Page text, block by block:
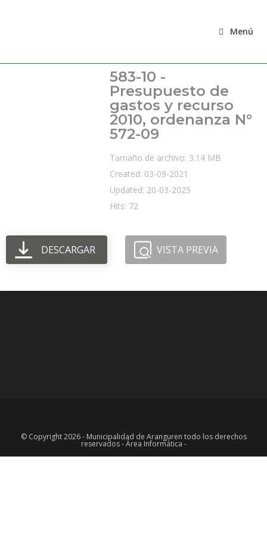
Menú
583-10 -
Presupuesto de
gastos y recurso
2010, ordenanza N°
572-09
Tamaño de archivo: 3.14 MB
Created: 03-09-2021
Updated: 20-03-2025
Hits: 72
DESCARGAR VISTA PREVIA
© Copyright 2026 - Municipalidad de Aranguren todo los derechos
reservados - Área Informática -